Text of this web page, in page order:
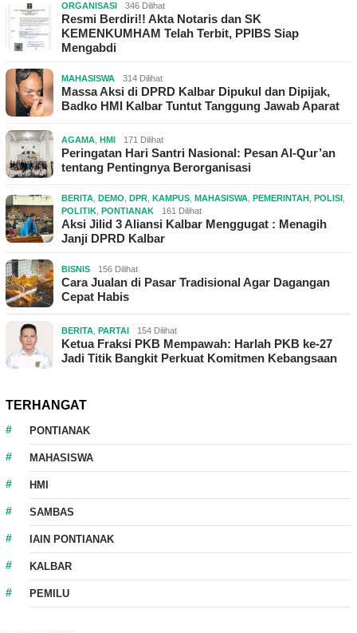
ORGANISASI 346 Dilihat
Resmi Berdiri!! Akta Notaris dan SK
KEMENKUMHAM Telah Terbit, PPIBS Siap
Mengabdi
MAHASISWA 314 Dilihat
Massa Aksi di DPRD Kalbar Dipukul dan Dipijak,
Badko HMI Kalbar Tuntut Tanggung Jawab Aparat
AGAMA HMI 171 Dilihat
Peringatan Hari Santri Nasional: Pesan Al-Qur’an
tentang Pentingnya Berorganisasi
BERITA DEMO DPR KAMPUS MAHASISWA PEMERINTAH POLISI
POLITIK
PONTIANAK 161 Dilihat
Aksi Jilid 3 Aliansi Kalbar Menggugat : Menagih
Janji DPRD Kalbar
BISNIS 156 Dilihat
Cara Jualan di Pasar Tradisional Agar Dagangan
Cepat Habis
BERITA PARTAI 154 Dilihat
Ketua Fraksi PKB Mempawah: Harlah PKB ke-27
Jadi Titik Bangkit Perkuat Komitmen Kebangsaan
TERHANGAT
PONTIANAK
MAHASISWA
HMI
SAMBAS
IAIN PONTIANAK
KALBAR
PEMILU